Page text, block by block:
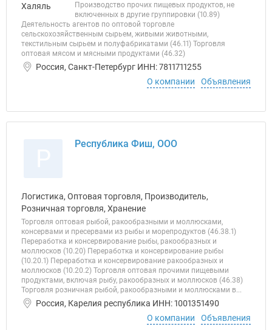
Производство прочих пищевых продуктов, не
включенных в другие группировки (10.89)
Деятельность агентов по оптовой торговле
сельскохозяйственным сырьем, живыми животными,
текстильным сырьем и полуфабрикатами (46.11) Торговля
оптовая мясом и мясными продуктами (46.32)
Россия, Санкт-Петербург ИНН: 7811711255
О компании
Объявления
Республика Фиш, ООО
Логистика, Оптовая торговля, Производитель,
Розничная торговля, Хранение
Торговля оптовая рыбой, ракообразными и моллюсками,
консервами и пресервами из рыбы и морепродуктов (46.38.1)
Переработка и консервирование рыбы, ракообразных и
моллюсков (10.20) Переработка и консервирование рыбы
(10.20.1) Переработка и консервирование ракообразных и
моллюсков (10.20.2) Торговля оптовая прочими пищевыми
продуктами, включая рыбу, ракообразных и моллюсков (46.38)
Торговля розничная рыбой, ракообразными и моллюсками в...
Россия, Карелия республика ИНН: 1001351490
О компании
Объявления